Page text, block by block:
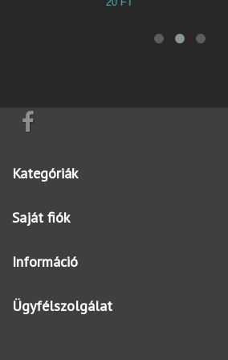
Kategóriák
Saját fiók
Információ
Ügyfélszolgálat